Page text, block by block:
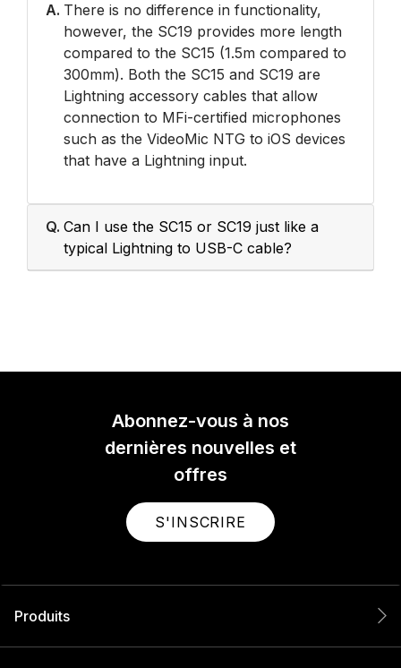
A. There is no difference in functionality,
however, the SC19 provides more length
compared to the SC15 (1.5m compared to
300mm). Both the SC15 and SC19 are
Lightning accessory cables that allow
connection to MFi-certified microphones
such as the VideoMic NTG to iOS devices
that have a Lightning input.
Q. Can I use the SC15 or SC19 just like a
typical Lightning to USB-C cable?
Abonnez-vous à nos
dernières nouvelles et
offres
S'INSCRIRE
Produits